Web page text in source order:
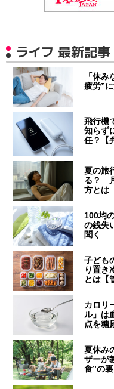
ライフ 最新記事
「休
疲労”
飛行機
知らず
任？【
夏の旅
る？
方とは
100均
の銭失
聞く
子ども
り置き
とは【
カロリ
ル」は
点を糖
夏休み
ザーが
食”の